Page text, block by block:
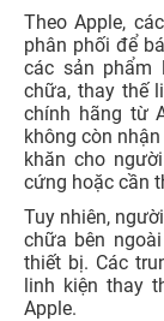
Theo Apple,
phân phối để
các sản phẩm
chữa, thay thế
chính hãng từ
không còn
khăn cho
cứng hoặc cần
Tuy nhiên,
chữa bên
thiết bị. Các
linh kiện thay
Apple.